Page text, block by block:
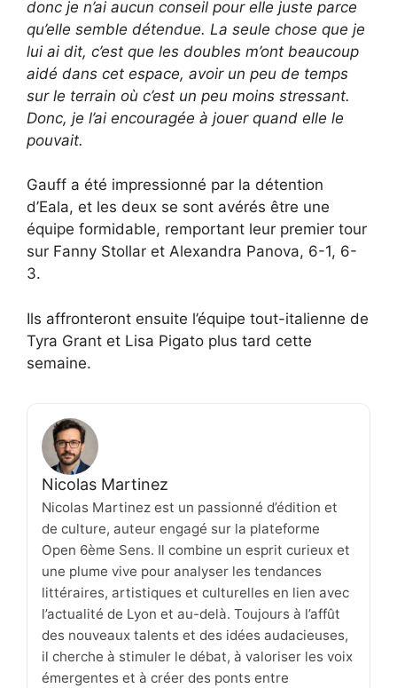
donc je n’ai aucun conseil pour elle juste parce
qu’elle semble détendue. La seule chose que je
lui ai dit, c’est que les doubles m’ont beaucoup
aidé dans cet espace, avoir un peu de temps
sur le terrain où c’est un peu moins stressant.
Donc, je l’ai encouragée à jouer quand elle le
pouvait.
Gauff a été impressionné par la détention
d’Eala, et les deux se sont avérés être une
équipe formidable, remportant leur premier tour
sur Fanny Stollar et Alexandra Panova, 6-1, 6-
3.
Ils affronteront ensuite l’équipe tout-italienne de
Tyra Grant et Lisa Pigato plus tard cette
semaine.
Nicolas Martinez
Nicolas Martinez est un passionné d’édition et
de culture, auteur engagé sur la plateforme
Open 6ème Sens. Il combine un esprit curieux et
une plume vive pour analyser les tendances
littéraires, artistiques et culturelles en lien avec
l’actualité de Lyon et au-delà. Toujours à l’affût
des nouveaux talents et des idées audacieuses,
il cherche à stimuler le débat, à valoriser les voix
émergentes et à créer des ponts entre